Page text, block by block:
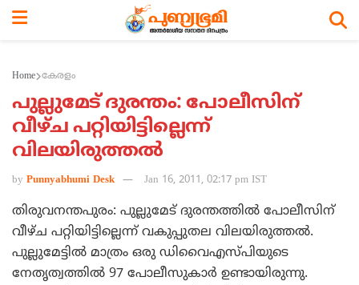
Home കേരളം
പുല്ലുമേട്‌ ദുരന്തം: പോലീസിന്‌
വീഴ്‌ച പറ്റിയിട്ടില്ലെന്ന്‌
വിലയിരുത്തല്‍
by Punnyabhumi Desk Jan 16, 2011, 02:17 pm IST
തിരുവനന്തപുരം: പുല്ലുമേട്‌ ദുരന്തത്തില്‍ പോലീസിന്‌
വീഴ്‌ച പറ്റിയിട്ടില്ലെന്ന്‌ വകുപ്പുതല വിലയിരുത്തല്‍.
പുല്ലുമേട്ടില്‍ മാത്രം ഒരു ഡിവൈഎസ്‌പിയുടെ
നേതൃത്വത്തില്‍ 97 പോലീസുകാര്‍ ഉണ്ടായിരുന്നു.